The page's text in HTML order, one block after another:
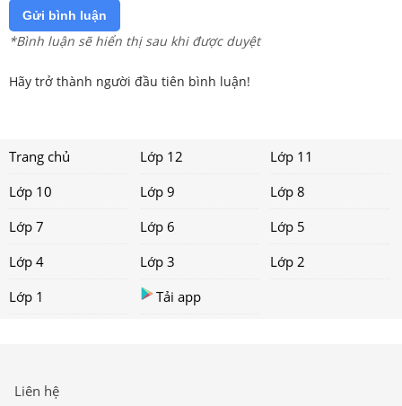
Gửi bình luận
*Bình luận sẽ hiển thị sau khi được duyệt
Hãy trở thành người đầu tiên bình luận!
Trang chủ Lớp 12
Lớp 11
Lớp 10
Lớp 9
Lớp 8
Lớp 7
Lớp 6
Lớp 5
Lớp 4
Lớp 3
Lớp 2
Lớp 1
Tải app
Liên hệ